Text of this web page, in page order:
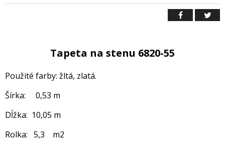
Tapeta na stenu 6820-55
Použité farby: žltá, zlatá.
Šírka: 0,53 m
Dĺžka: 10,05 m
Rolka: 5,3 m2